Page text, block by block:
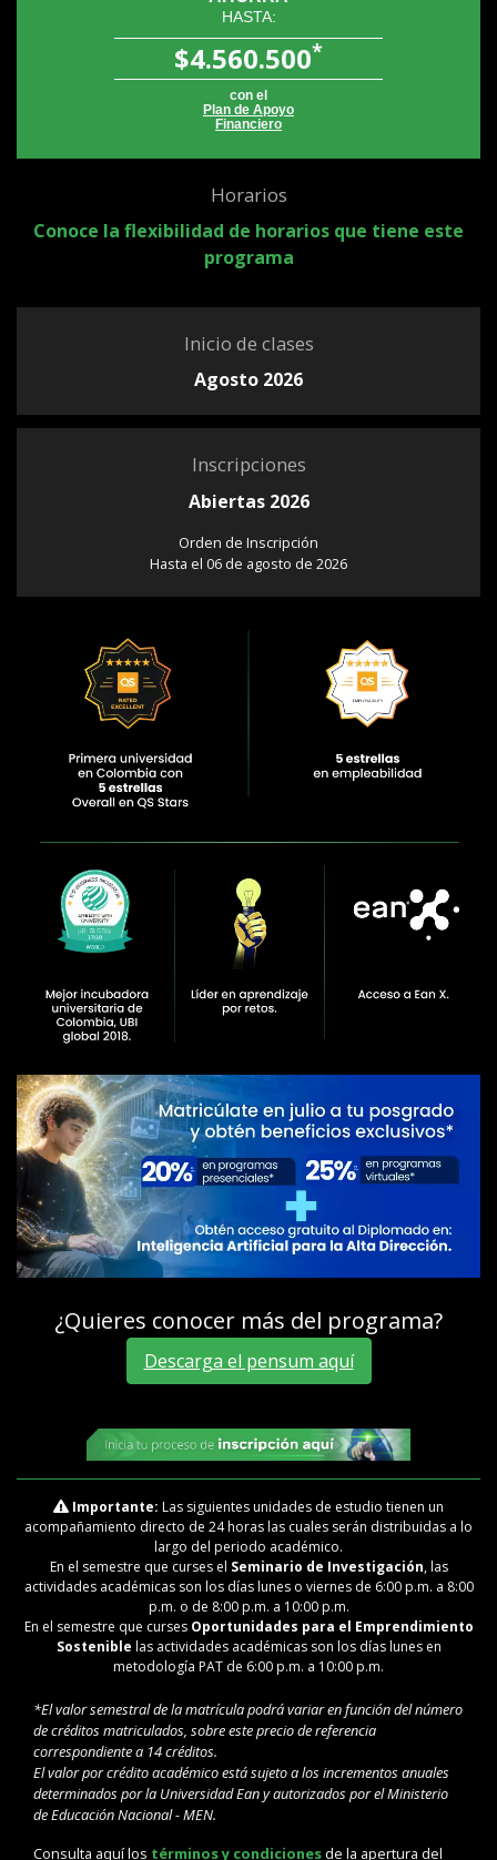
HASTA:
$4.560.500*
con el
Plan de Apoyo
Financiero
Horarios
Conoce la flexibilidad de horarios que tiene este
programa
Inicio de clases
Agosto 2026
Inscripciones
Abiertas 2026
Orden de Inscripción
Hasta el 06 de agosto de 2026
¿Quieres conocer más del programa?
Descarga el pensum aquí
Importante: Las siguientes unidades de estudio tienen un
acompañamiento directo de 24 horas las cuales serán distribuidas a lo
largo del periodo académico.
En el semestre que curses el Seminario de Investigación, las
actividades académicas son los días lunes o viernes de 6:00 p.m. a 8:00
p.m. o de 8:00 p.m. a 10:00 p.m.
En el semestre que curses Oportunidades para el Emprendimiento
Sostenible las actividades académicas son los días lunes en
metodología PAT de 6:00 p.m. a 10:00 p.m.
*El valor semestral de la matrícula podrá variar en función del número
de créditos matriculados, sobre este precio de referencia
correspondiente a 14 créditos.
El valor por crédito académico está sujeto a los incrementos anuales
determinados por la Universidad Ean y autorizados por el Ministerio
de Educación Nacional - MEN.
Consulta aquí los términos y condicionesde la apertura del